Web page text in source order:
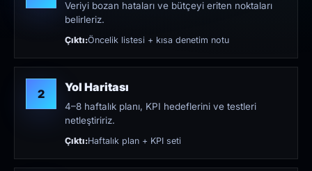
Veriyi bozan hataları ve bütçeyi eriten noktaları
belirleriz.
Çıktı:Öncelik listesi + kısa denetim notu
2 Yol Haritası
4–8 haftalık planı, KPI hedeflerini ve testleri
netleştiririz.
Çıktı:Haftalık plan + KPI seti